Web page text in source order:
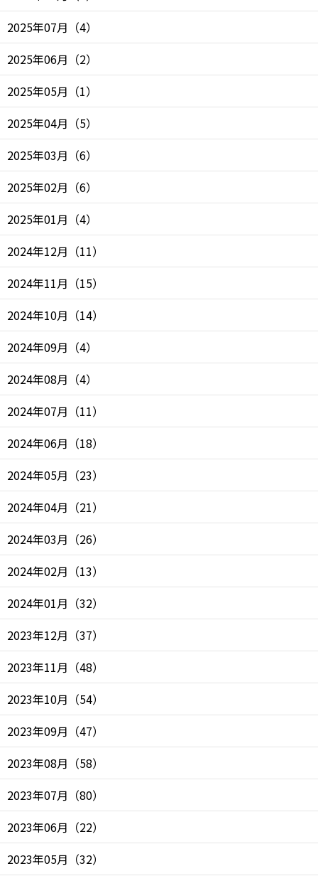
2025年07月 （4）
2025年06月 （2）
2025年05月 （1）
2025年04月 （5）
2025年03月 （6）
2025年02月 （6）
2025年01月 （4）
2024年12月 （11）
2024年11月 （15）
2024年10月 （14）
2024年09月 （4）
2024年08月 （4）
2024年07月 （11）
2024年06月 （18）
2024年05月 （23）
2024年04月 （21）
2024年03月 （26）
2024年02月 （13）
2024年01月 （32）
2023年12月 （37）
2023年11月 （48）
2023年10月 （54）
2023年09月 （47）
2023年08月 （58）
2023年07月 （80）
2023年06月 （22）
2023年05月 （32）